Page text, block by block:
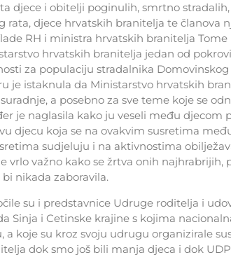
djece i obitelji poginulih, smrtno
rata, djece hrvatskih branitelja te članova
RH i ministra hrvatskih branitelja Tome
hrvatskih branitelja jedan od
za populaciju stradalnika
je istaknula da Ministarstvo hrvatskih
a posebno za sve teme koje se
je naglasila kako ju veseli među djecom
djecu koja se na ovakvim susretima
sudjeluju i na aktivnostima
vrlo važno kako se žrtva onih najhrabrijih,
nikada zaboravila.
su i predstavnice Udruge roditelja i
Sinja i Cetinske krajine s kojima
a koje su kroz svoju udrugu organizirale
dok smo još bili manja djeca i dok